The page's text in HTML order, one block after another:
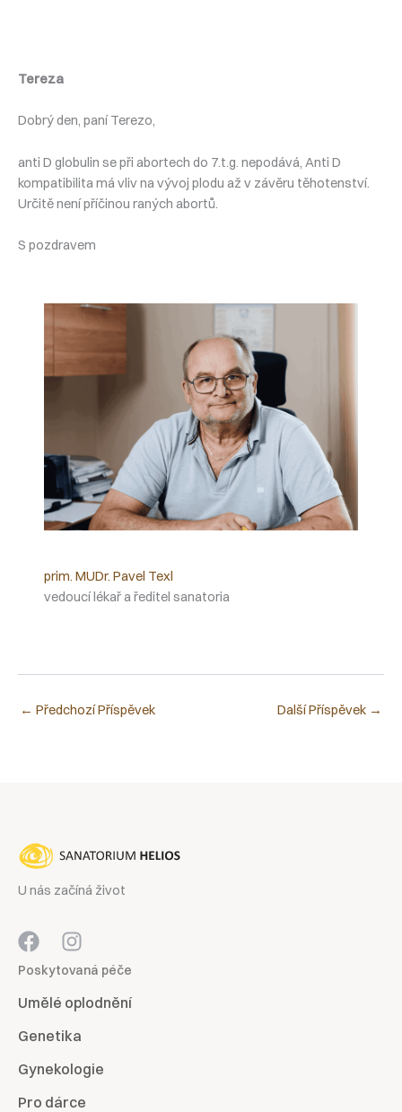
Tereza
Dobrý den, paní Terezo,
anti D globulin se při abortech do 7.t.g. nepodává, Anti D
kompatibilita má vliv na vývoj plodu až v závěru těhotenství.
Určitě není příčinou raných abortů.
S pozdravem
prim. MUDr. Pavel Texl
vedoucí lékař a ředitel sanatoria
← Předchozí Příspěvek Další Příspěvek →
U nás začíná život
Poskytovaná péče
Umělé oplodnění
Genetika
Gynekologie
Pro dárce